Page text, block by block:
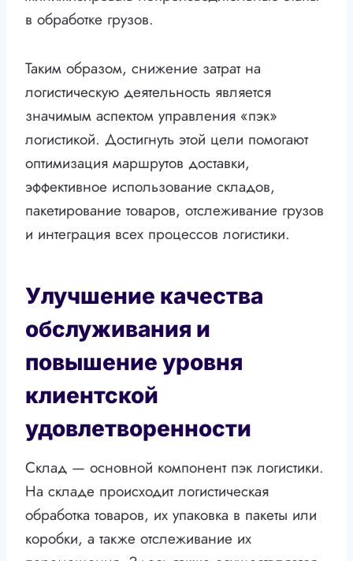
в обработке грузов.
Таким образом, снижение затрат на
логистическую деятельность является
значимым аспектом управления «пэк»
логистикой. Достигнуть этой цели помогают
оптимизация маршрутов доставки,
эффективное использование складов,
пакетирование товаров, отслеживание грузов
и интеграция всех процессов логистики.
Улучшение качества
обслуживания и
повышение уровня
клиентской
удовлетворенности
Склад — основной компонент пэк логистики.
На складе происходит логистическая
обработка товаров, их упаковка в пакеты или
коробки, а также отслеживание их